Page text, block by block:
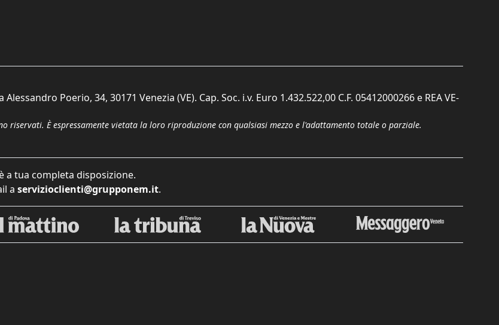
Poerio, 34, 30171 Venezia (VE). Cap. Soc. i.v. Euro 1.432.522,00 C.F. 05412000266 e REA VE-
riservati. È espressamente vietata la loro riproduzione con qualsiasi mezzo e l'adattamento totale o parziale.
a tua completa disposizione.
a servizioclienti@grupponem.it.